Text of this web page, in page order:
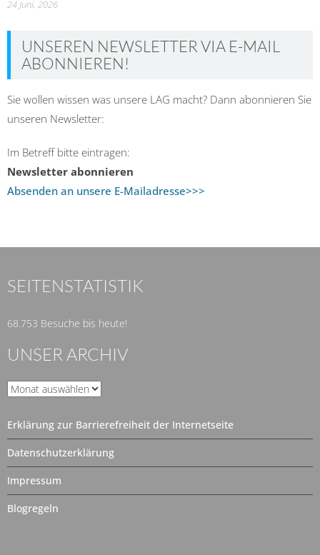
24 Juni, 2026
UNSEREN NEWSLETTER VIA E-MAIL
ABONNIEREN!
Sie wollen wissen was unsere LAG macht? Dann abonnieren Sie
unseren Newsletter:
Im Betreff bitte eintragen:
Newsletter abonnieren
Absenden an unsere E-Mailadresse>>>
SEITENSTATISTIK
68.753 Besuche bis heute!
UNSER ARCHIV
Unser
Erklärung zur Barrierefreiheit der Internetseite
Datenschutzerklärung
Impressum
Blogregeln